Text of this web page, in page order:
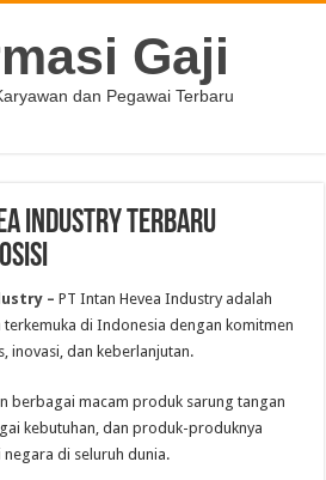
Gaji
dan Pegawai Terbaru
Industry Terbaru
– PT Intan Hevea Industry adalah
di Indonesia dengan komitmen
inovasi, dan keberlanjutan.
berbagai macam produk sarung tangan
kebutuhan, dan produk-produknya
di seluruh dunia.